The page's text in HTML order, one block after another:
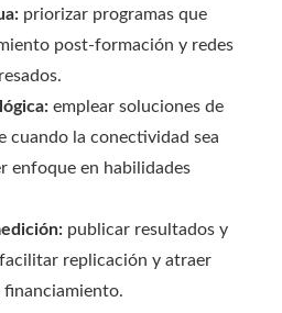
priorizar programas que
post-formación y redes
emplear soluciones de
cuando la conectividad sea
enfoque en habilidades
publicar resultados y
replicación y atraer
financiamiento.